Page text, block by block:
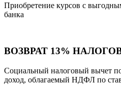
Приобретение курсов с
банка
ВОЗВРАТ 13%
Социальный налоговый вычет
доход, облагаемый НДФЛ по